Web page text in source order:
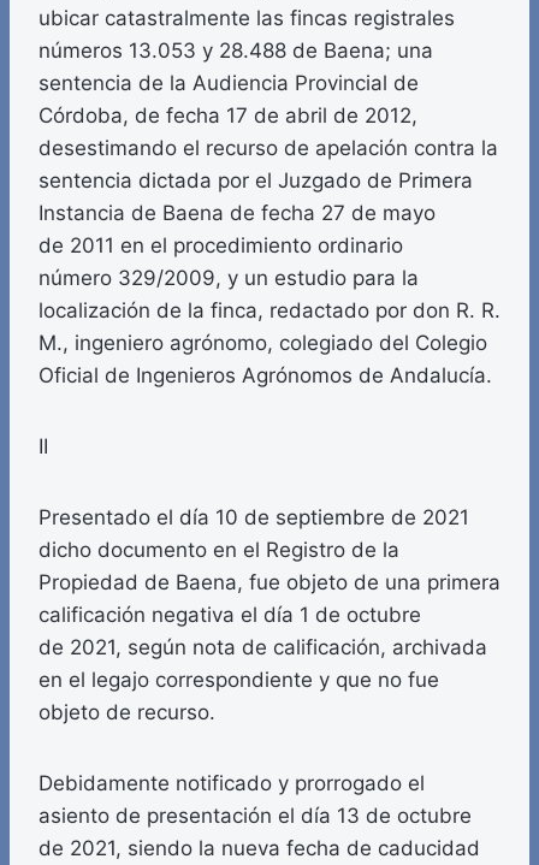
ubicar catastralmente las fincas registrales
números 13.053 y 28.488 de Baena; una
sentencia de la Audiencia Provincial de
Córdoba, de fecha 17 de abril de 2012,
desestimando el recurso de apelación contra la
sentencia dictada por el Juzgado de Primera
Instancia de Baena de fecha 27 de mayo
de 2011 en el procedimiento ordinario
número 329/2009, y un estudio para la
localización de la finca, redactado por don R. R.
M., ingeniero agrónomo, colegiado del Colegio
Oficial de Ingenieros Agrónomos de Andalucía.
II
Presentado el día 10 de septiembre de 2021
dicho documento en el Registro de la
Propiedad de Baena, fue objeto de una primera
calificación negativa el día 1 de octubre
de 2021, según nota de calificación, archivada
en el legajo correspondiente y que no fue
objeto de recurso.
Debidamente notificado y prorrogado el
asiento de presentación el día 13 de octubre
de 2021, siendo la nueva fecha de caducidad